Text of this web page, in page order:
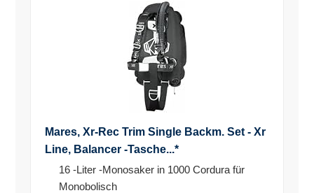
Mares, Xr-Rec Trim Single Backm. Set - Xr
Line, Balancer -Tasche...*
16 -Liter -Monosaker in 1000 Cordura für
Monobolisch